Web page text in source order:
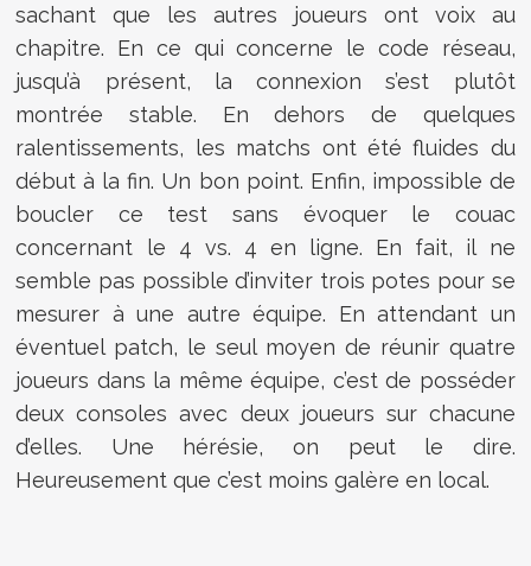
sachant que les autres joueurs ont voix au
chapitre. En ce qui concerne le code réseau,
jusqu’à présent, la connexion s’est plutôt
montrée stable. En dehors de quelques
ralentissements, les matchs ont été fluides du
début à la fin. Un bon point. Enfin, impossible de
boucler ce test sans évoquer le couac
concernant le 4 vs. 4 en ligne. En fait, il ne
semble pas possible d’inviter trois potes pour se
mesurer à une autre équipe. En attendant un
éventuel patch, le seul moyen de réunir quatre
joueurs dans la même équipe, c’est de posséder
deux consoles avec deux joueurs sur chacune
d’elles. Une hérésie, on peut le dire.
Heureusement que c’est moins galère en local.